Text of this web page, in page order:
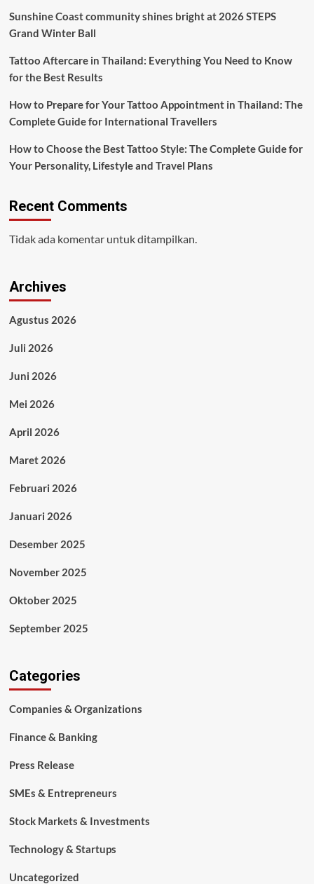
Sunshine Coast community shines bright at 2026 STEPS
Grand Winter Ball
Tattoo Aftercare in Thailand: Everything You Need to Know
for the Best Results
How to Prepare for Your Tattoo Appointment in Thailand: The
Complete Guide for International Travellers
How to Choose the Best Tattoo Style: The Complete Guide for
Your Personality, Lifestyle and Travel Plans
Recent Comments
Tidak ada komentar untuk ditampilkan.
Archives
Agustus 2026
Juli 2026
Juni 2026
Mei 2026
April 2026
Maret 2026
Februari 2026
Januari 2026
Desember 2025
November 2025
Oktober 2025
September 2025
Categories
Companies & Organizations
Finance & Banking
Press Release
SMEs & Entrepreneurs
Stock Markets & Investments
Technology & Startups
Uncategorized